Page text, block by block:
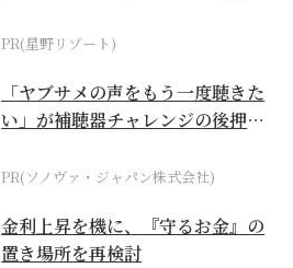
PR(星野リゾート)
「ヤブサメの声をもう一度聴きた
い」が補聴器チャレンジの後押し
PR(ソノヴァ・ジャパン株式会社)
金利上昇を機に、『守るお金』の
置き場所を再検討